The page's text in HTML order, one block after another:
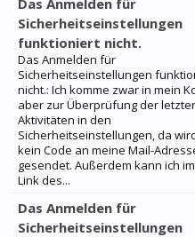
Das Anmelden für
Sicherheitseinstellungen
funktioniert nicht.
Das Anmelden für
Sicherheitseinstellungen
nicht.: Ich komme zwar in mein
aber zur Überprüfung der
Aktivitäten in den
Sicherheitseinstellungen, da
kein Code an meine Mail-
gesendet. Außerdem kann ich im
Link des...
Das Anmelden für
Sicherheitseinstellungen